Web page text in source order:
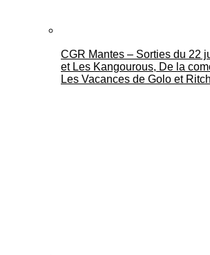
CGR Mantes – Sorties du 22
et Les Kangourous, De la
Les Vacances de Golo et